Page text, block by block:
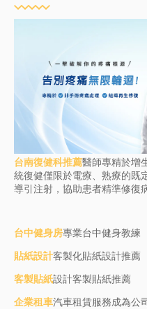
台南復健科推薦醫師專精於增
統復健僅限於電療、熟療的既
導引注射，協助患者精準修復
台中健身房專業台中健身教練
貼紙設計客製化貼紙設計推薦
客製貼紙設計客製貼紙推薦
企業租車汽車租賃服務成為公